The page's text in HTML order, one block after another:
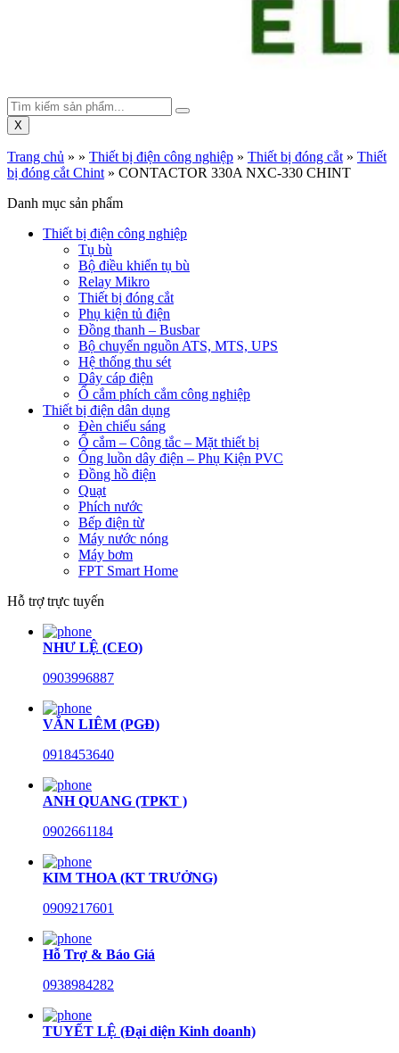
X
Trang chủ » » Thiết bị điện công nghiệp » Thiết bị đóng cắt » Thiết
bị đóng cắt Chint » CONTACTOR 330A NXC-330 CHINT
Danh mục sản phẩm
Thiết bị điện công nghiệp
Tụ bù
Bộ điều khiển tụ bù
Relay Mikro
Thiết bị đóng cắt
Phụ kiện tủ điện
Đồng thanh – Busbar
Bộ chuyển nguồn ATS, MTS, UPS
Hệ thống thu sét
Dây cáp điện
Ổ cắm phích cắm công nghiệp
Thiết bị điện dân dụng
Đèn chiếu sáng
Ổ cắm – Công tắc – Mặt thiết bị
Ống luồn dây điện – Phụ Kiện PVC
Đồng hồ điện
Quạt
Phích nước
Bếp điện từ
Máy nước nóng
Máy bơm
FPT Smart Home
Hỗ trợ trực tuyến
NHƯ LỆ (CEO)
0903996887
VĂN LIÊM (PGĐ)
0918453640
ANH QUANG (TPKT )
0902661184
KIM THOA (KT TRƯỞNG)
0909217601
Hỗ Trợ & Báo Giá
0938984282
TUYẾT LỆ (Đại diện Kinh doanh)